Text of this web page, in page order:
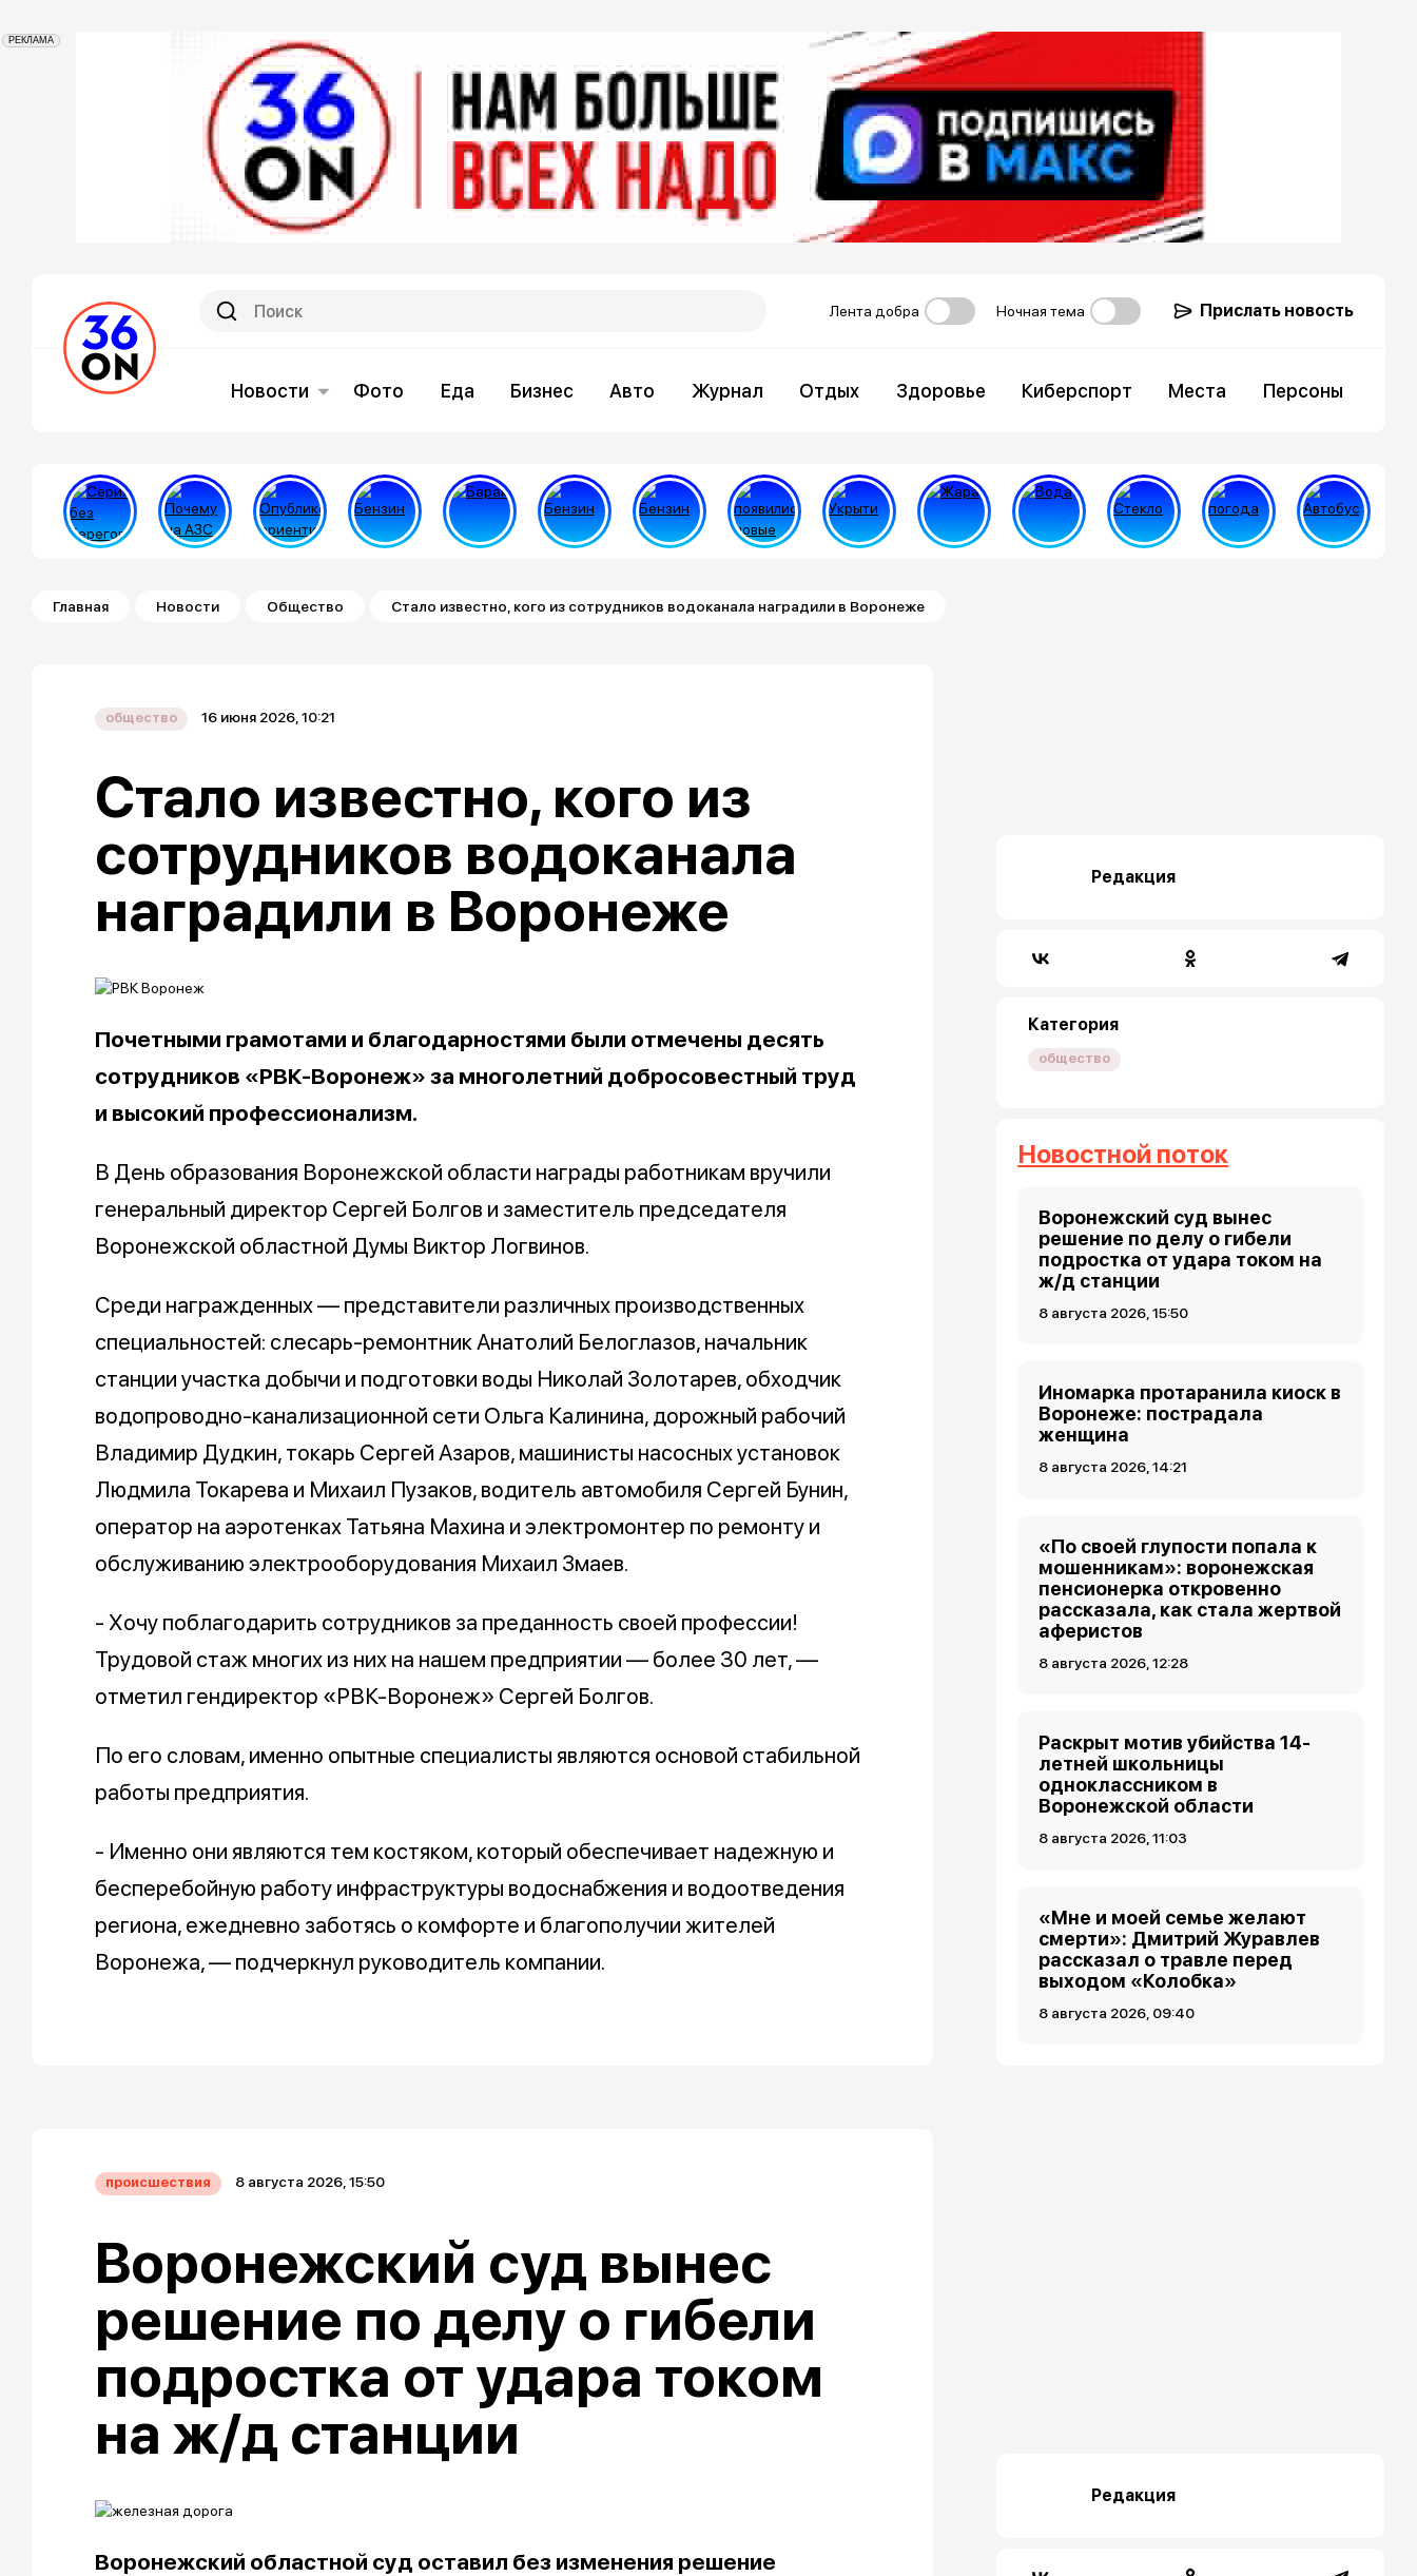
РЕКЛАМА
Лента добра Ночная тема Прислать новость
Новости Фото Еда Бизнес Авто Журнал Отдых Здоровье Киберспорт Места Персоны
Строка навигации
Главная Новости Общество Стало известно, кого из сотрудников водоканала наградили в Воронеже
общество 16 июня 2026, 10:21
Стало известно, кого из
сотрудников водоканала
наградили в Воронеже
Почетными грамотами и благодарностями были отмечены десять
сотрудников «РВК-Воронеж» за многолетний добросовестный труд
и высокий профессионализм.
В День образования Воронежской области награды работникам вручили
генеральный директор Сергей Болгов и заместитель председателя
Воронежской областной Думы Виктор Логвинов.
Среди награжденных — представители различных производственных
специальностей: слесарь-ремонтник Анатолий Белоглазов, начальник
станции участка добычи и подготовки воды Николай Золотарев, обходчик
водопроводно-канализационной сети Ольга Калинина, дорожный рабочий
Владимир Дудкин, токарь Сергей Азаров, машинисты насосных установок
Людмила Токарева и Михаил Пузаков, водитель автомобиля Сергей Бунин,
оператор на аэротенках Татьяна Махина и электромонтер по ремонту и
обслуживанию электрооборудования Михаил Змаев.
- Хочу поблагодарить сотрудников за преданность своей профессии!
Трудовой стаж многих из них на нашем предприятии — более 30 лет, —
отметил гендиректор «РВК-Воронеж» Сергей Болгов.
По его словам, именно опытные специалисты являются основой стабильной
работы предприятия.
- Именно они являются тем костяком, который обеспечивает надежную и
бесперебойную работу инфраструктуры водоснабжения и водоотведения
региона, ежедневно заботясь о комфорте и благополучии жителей
Воронежа, — подчеркнул руководитель компании.
Редакция
Категория
общество
Новостной поток
Воронежский суд вынес
решение по делу о гибели
подростка от удара током на
ж/д станции
8 августа 2026, 15:50
Иномарка протаранила киоск в
Воронеже: пострадала
женщина
8 августа 2026, 14:21
«По своей глупости попала к
мошенникам»: воронежская
пенсионерка откровенно
рассказала, как стала жертвой
аферистов
8 августа 2026, 12:28
Раскрыт мотив убийства 14-
летней школьницы
одноклассником в
Воронежской области
8 августа 2026, 11:03
«Мне и моей семье желают
смерти»: Дмитрий Журавлев
рассказал о травле перед
выходом «Колобка»
8 августа 2026, 09:40
происшествия 8 августа 2026, 15:50
Воронежский суд вынес
решение по делу о гибели
подростка от удара током
на ж/д станции
Воронежский областной суд оставил без изменения решение
Редакция